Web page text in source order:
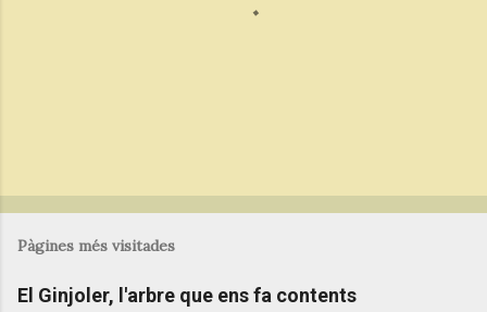
P
u
b
l
c
Pàgines més visitades
El Ginjoler, l'arbre que ens fa contents